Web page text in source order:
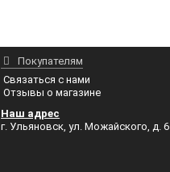
Покупателям
Связаться с нами
Отзывы о магазине
Наш адрес
г. Ульяновск, ул. Можайского, д. 6